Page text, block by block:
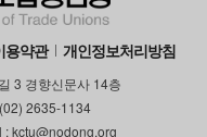
용약관 개인정보처리방침
3 경향신문사 14층
2635-1134
: kctu@nodong.org